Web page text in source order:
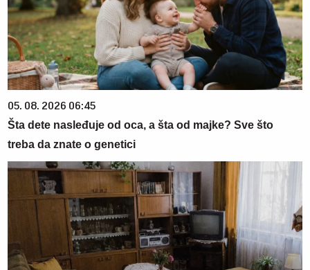
05. 08. 2026 06:45
Šta dete nasleđuje od oca, a šta od majke? Sve što
treba da znate o genetici